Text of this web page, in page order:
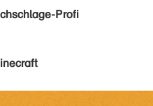
Profi